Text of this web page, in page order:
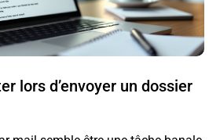
lors d’envoyer un dossier